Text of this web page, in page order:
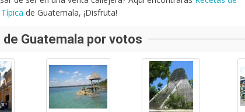
de Guatemala, ¡Disfruta!
Guatemala por votos